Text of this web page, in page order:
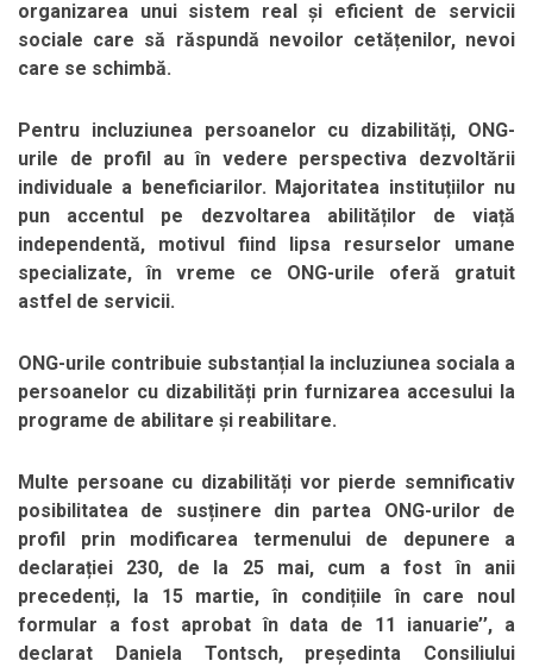
organizarea unui sistem real și eficient de servicii
sociale care să răspundă nevoilor cetățenilor, nevoi
care se schimbă.
Pentru incluziunea persoanelor cu dizabilități, ONG-
urile de profil au în vedere perspectiva dezvoltării
individuale a beneficiarilor. Majoritatea instituțiilor nu
pun accentul pe dezvoltarea abilităților de viață
independentă, motivul fiind lipsa resurselor umane
specializate, în vreme ce ONG-urile oferă gratuit
astfel de servicii.
ONG-urile contribuie substanțial la incluziunea sociala a
persoanelor cu dizabilități prin furnizarea accesului la
programe de abilitare și reabilitare.
Multe persoane cu dizabilități vor pierde semnificativ
posibilitatea de susținere din partea ONG-urilor de
profil prin modificarea termenului de depunere a
declarației 230, de la 25 mai, cum a fost în anii
precedenți, la 15 martie, în condițiile în care noul
formular a fost aprobat în data de 11 ianuarie’’, a
declarat Daniela Tontsch, președinta Consiliului